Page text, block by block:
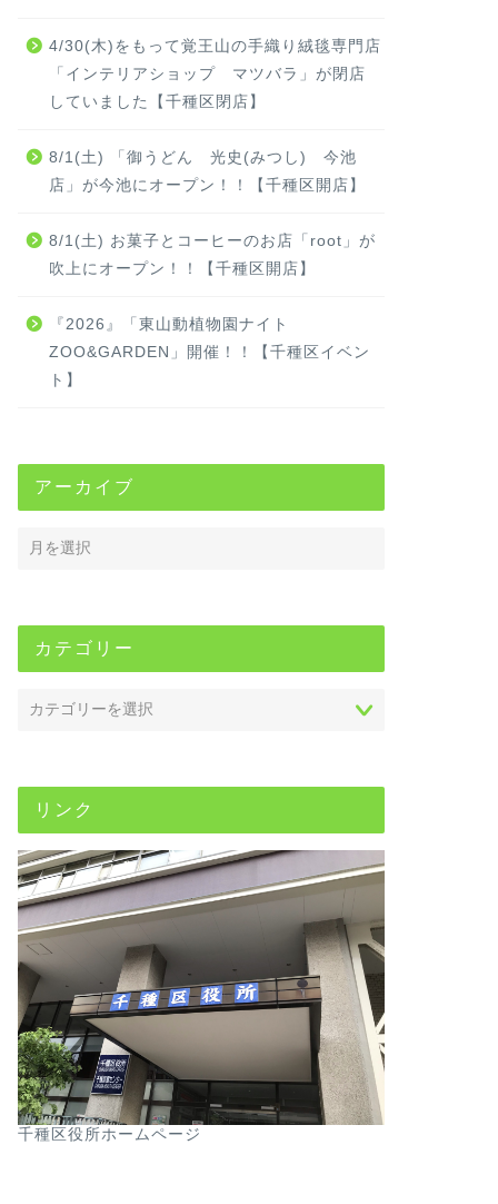
4/30(木)をもって覚王山の手織り絨毯専門店
「インテリアショップ マツバラ」が閉店
していました【千種区閉店】
8/1(土) 「御うどん 光史(みつし) 今池
店」が今池にオープン！！【千種区開店】
8/1(土) お菓子とコーヒーのお店「root」が
吹上にオープン！！【千種区開店】
『2026』「東山動植物園ナイト
ZOO&GARDEN」開催！！【千種区イベン
ト】
アーカイブ
カテゴリー
リンク
千種区役所ホームページ